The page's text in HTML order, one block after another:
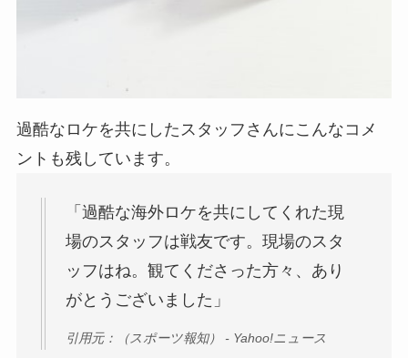
過酷なロケを共にしたスタッフさんにこんなコメ
ントも残しています。
「過酷な海外ロケを共にしてくれた現
場のスタッフは戦友です。現場のスタ
ッフはね。観てくださった方々、あり
がとうございました」
引用元：（スポーツ報知） - Yahoo!ニュース